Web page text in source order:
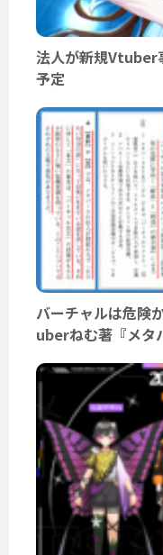
法人が新規Vtuber
予定
バーチャルは危険
uberねむ著『メタ